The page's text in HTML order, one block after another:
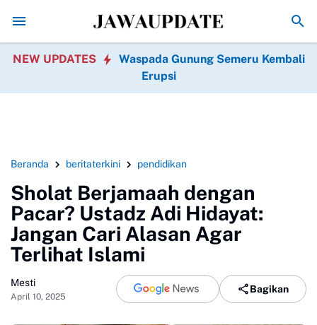
Viral Pernikahan Sultan di Grobogan,
NEW UPDATES
Waspada Gunung Semeru Kembali
Erupsi
Beranda beritaterkini pendidikan
Sholat Berjamaah dengan
Pacar? Ustadz Adi Hidayat:
Jangan Cari Alasan Agar
Terlihat Islami
Mesti
April 10, 2025
Bagikan